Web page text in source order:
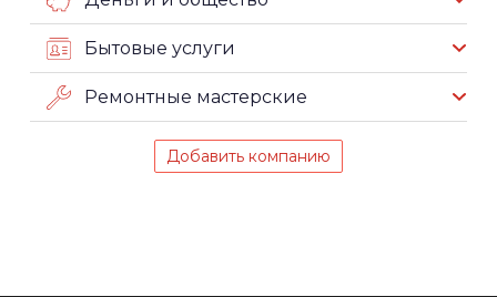
Бытовые услуги
Ремонтные мастерские
Добавить компанию